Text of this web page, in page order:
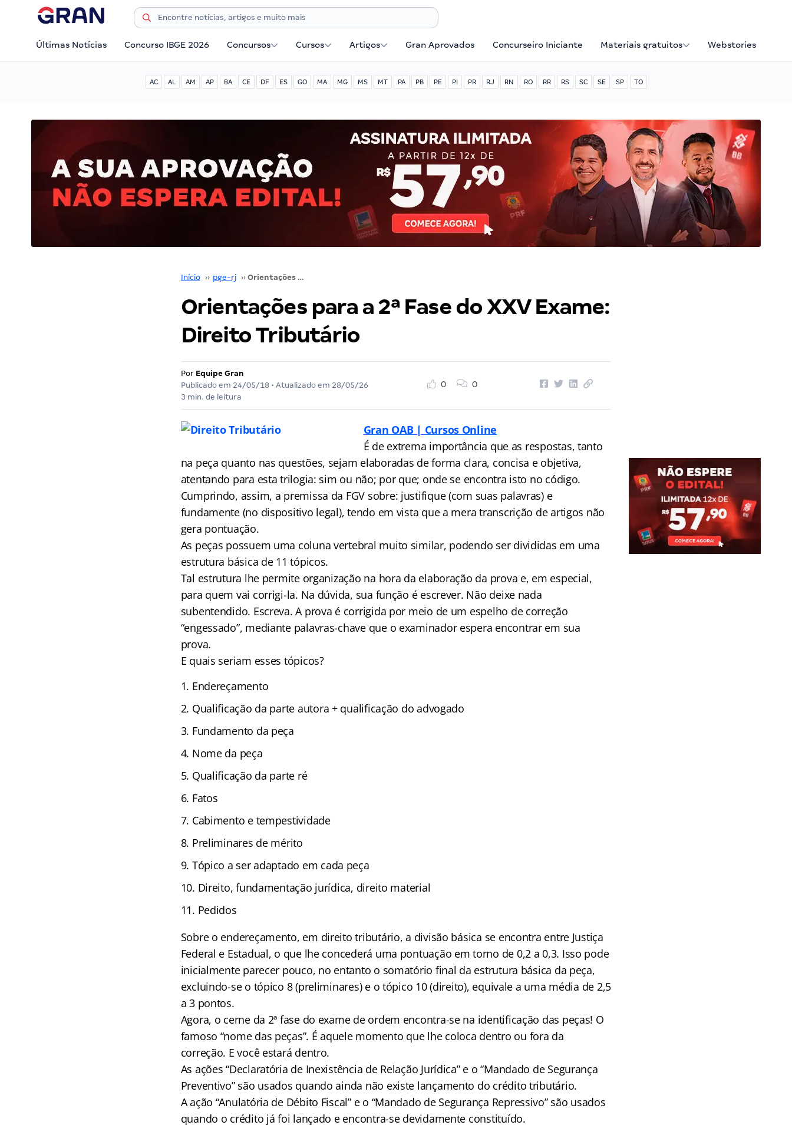
Últimas Notícias Concurso IBGE 2026 Concursos Cursos Artigos Gran Aprovados Concurseiro Iniciante Materiais gratuitos Webstories
AC AL AM AP BA CE DF ES GO MA MG MS MT PA PB PE PI PR RJ RN RO RR RS SC SE SP TO
Início ›› pge-rj ›› Orientações para a 2ª Fase do XXV Exame: Direito Tributário
Orientações para a 2ª Fase do XXV Exame:
Direito Tributário
Por Equipe Gran
Publicado em 24/05/18• Atualizado em 28/05/26
3 min. de leitura
0 0
Gran OAB | Cursos Online
É de extrema importância que as respostas, tanto
na peça quanto nas questões, sejam elaboradas de forma clara, concisa e objetiva,
atentando para esta trilogia: sim ou não; por que; onde se encontra isto no código.
Cumprindo, assim, a premissa da FGV sobre: justifique (com suas palavras) e
fundamente (no dispositivo legal), tendo em vista que a mera transcrição de artigos não
gera pontuação.
As peças possuem uma coluna vertebral muito similar, podendo ser divididas em uma
estrutura básica de 11 tópicos.
Tal estrutura lhe permite organização na hora da elaboração da prova e, em especial,
para quem vai corrigi-la. Na dúvida, sua função é escrever. Não deixe nada
subentendido. Escreva. A prova é corrigida por meio de um espelho de correção
“engessado”, mediante palavras-chave que o examinador espera encontrar em sua
prova.
E quais seriam esses tópicos?
Endereçamento
Qualificação da parte autora + qualificação do advogado
Fundamento da peça
Nome da peça
Qualificação da parte ré
Fatos
Cabimento e tempestividade
Preliminares de mérito
Tópico a ser adaptado em cada peça
Direito, fundamentação jurídica, direito material
Pedidos
Sobre o endereçamento, em direito tributário, a divisão básica se encontra entre Justiça
Federal e Estadual, o que lhe concederá uma pontuação em torno de 0,2 a 0,3. Isso pode
inicialmente parecer pouco, no entanto o somatório final da estrutura básica da peça,
excluindo-se o tópico 8 (preliminares) e o tópico 10 (direito), equivale a uma média de 2,5
a 3 pontos.
Agora, o cerne da 2ª fase do exame de ordem encontra-se na identificação das peças! O
famoso “nome das peças”. É aquele momento que lhe coloca dentro ou fora da
correção. E você estará dentro.
As ações “Declaratória de Inexistência de Relação Jurídica” e o “Mandado de Segurança
Preventivo” são usados quando ainda não existe lançamento do crédito tributário.
A ação “Anulatória de Débito Fiscal” e o “Mandado de Segurança Repressivo” são usados
quando o crédito já foi lançado e encontra-se devidamente constituído.